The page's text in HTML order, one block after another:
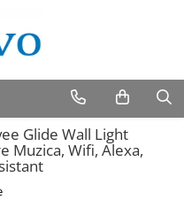
Glide Wall Light
Muzica, Wifi, Alexa,